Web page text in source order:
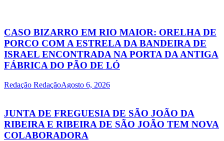
CASO BIZARRO EM RIO MAIOR: ORELHA DE
PORCO COM A ESTRELA DA BANDEIRA DE
ISRAEL ENCONTRADA NA PORTA DA ANTIGA
FÁBRICA DO PÃO DE LÓ
Redação RedaçãoAgosto 6, 2026
JUNTA DE FREGUESIA DE SÃO JOÃO DA
RIBEIRA E RIBEIRA DE SÃO JOÃO TEM NOVA
COLABORADORA